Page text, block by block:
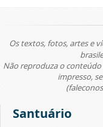
Os textos, fotos, artes e
Não reproduza o
impresso,
Santuário